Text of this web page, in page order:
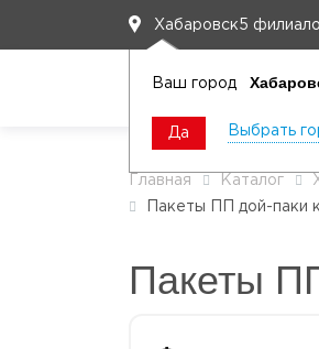
Хабаровск5
Ваш город
Да Выбрать
Главная Каталог
Пакеты ПП дой-паки
Пакеты